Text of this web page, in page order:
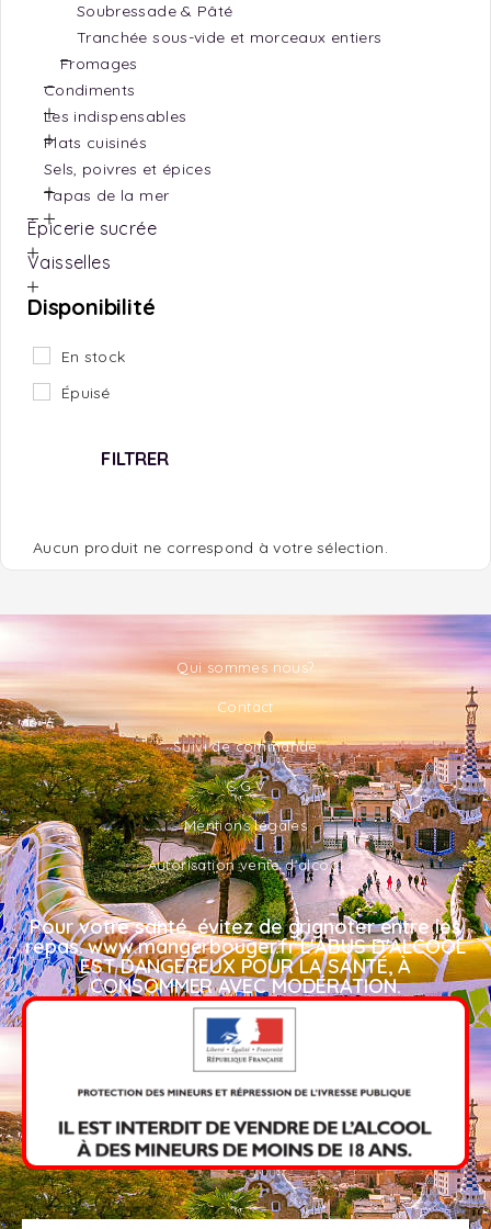
Soubressade & Pâté
Tranchée sous-vide et morceaux entiers
Fromages
Condiments
Les indispensables
Plats cuisinés
Sels, poivres et épices
Tapas de la mer
Épicerie sucrée
Vaisselles
Disponibilité
En stock
Épuisé
FILTRER
Aucun produit ne correspond à votre sélection.
Qui sommes nous?
Contact
Suivi de commande
C.G.V
Mentions légales
Autorisation vente d'alcool
Pour votre santé, évitez de grignoter entre les
repas. www.mangerbouger.fr L'ABUS D'ALCOOL
EST DANGEREUX POUR LA SANTÉ, À
CONSOMMER AVEC MODÉRATION.​